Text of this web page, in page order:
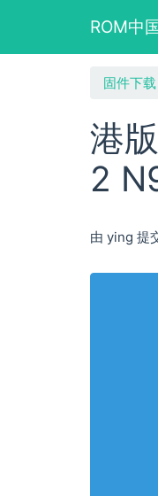
ROM中
Main
User
menu
form
block
固件下载
港
2
由 ying 提